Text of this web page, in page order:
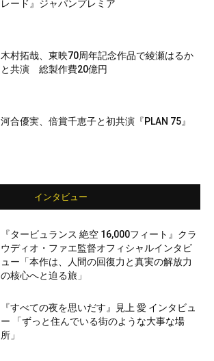
レード』ジャパンプレミア
木村拓哉、東映70周年記念作品で綾瀬はるか
と共演 総製作費20億円
河合優実、倍賞千恵子と初共演『PLAN 75』
インタビュー
『タービュランス 絶空 16,000フィート』クラ
ウディオ・ファエ監督オフィシャルインタビ
ュー「本作は、人間の回復力と真実の解放力
の核心へと迫る旅」
『すべての夜を思いだす』見上 愛 インタビュ
ー 「ずっと住んでいる街のような大事な場
所」